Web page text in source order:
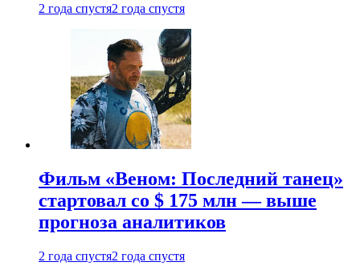
2 года спустя2 года спустя
Фильм «Веном: Последний танец»
стартовал со $ 175 млн — выше
прогноза аналитиков
2 года спустя2 года спустя